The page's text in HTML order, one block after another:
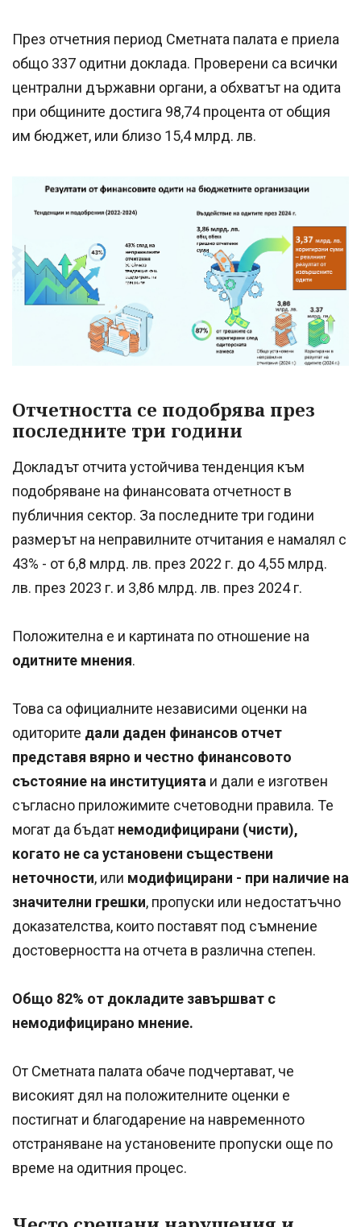
През отчетния период Сметната палата е приела
общо 337 одитни доклада. Проверени са всички
централни държавни органи, а обхватът на одита
при общините достига 98,74 процента от общия
им бюджет, или близо 15,4 млрд. лв.
Отчетността се подобрява през
последните три години
Докладът отчита устойчива тенденция към
подобряване на финансовата отчетност в
публичния сектор. За последните три години
размерът на неправилните отчитания е намалял с
43% - от 6,8 млрд. лв. през 2022 г. до 4,55 млрд.
лв. през 2023 г. и 3,86 млрд. лв. през 2024 г.
Положителна е и картината по отношение на
одитните мнения.
Това са официалните независими оценки на
одиторите дали даден финансов отчет
представя вярно и честно финансовото
състояние на институцията и дали е изготвен
съгласно приложимите счетоводни правила. Те
могат да бъдат немодифицирани (чисти),
когато не са установени съществени
неточности, или модифицирани - при наличие на
значителни грешки, пропуски или недостатъчно
доказателства, които поставят под съмнение
достоверността на отчета в различна степен.
Общо 82% от докладите завършват с
немодифицирано мнение.
От Сметната палата обаче подчертават, че
високият дял на положителните оценки е
постигнат и благодарение на навременното
отстраняване на установените пропуски още по
време на одитния процес.